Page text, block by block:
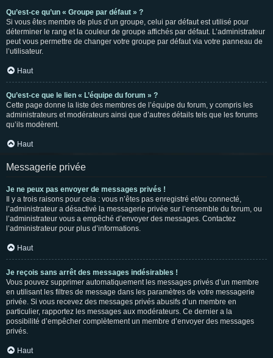
Qu’est-ce qu’un « Groupe par défaut » ?
Si vous êtes membre de plus d’un groupe, celui par défaut est utilisé pour
déterminer le rang et la couleur de groupe affichés par défaut. L’administrateur
peut vous permettre de changer votre groupe par défaut via votre panneau de
l’utilisateur.
Haut
Qu’est-ce que le lien « L’équipe du forum » ?
Cette page donne la liste des membres de l’équipe du forum, y compris les
administrateurs et modérateurs ainsi que d’autres détails tels que les forums
qu’ils modèrent.
Haut
Messagerie privée
Je ne peux pas envoyer de messages privés !
Il y a trois raisons pour cela : vous n’êtes pas enregistré et/ou connecté,
l’administrateur a désactivé la messagerie privée sur l’ensemble du forum, ou
l’administrateur vous a empêché d’envoyer des messages. Contactez
l’administrateur pour plus d’informations.
Haut
Je reçois sans arrêt des messages indésirables !
Vous pouvez supprimer automatiquement les messages privés d’un membre
en utilisant les filtres de message dans les paramètres de votre messagerie
privée. Si vous recevez des messages privés abusifs d’un membre en
particulier, rapportez les messages aux modérateurs. Ce dernier a la
possibilité d’empêcher complètement un membre d’envoyer des messages
privés.
Haut